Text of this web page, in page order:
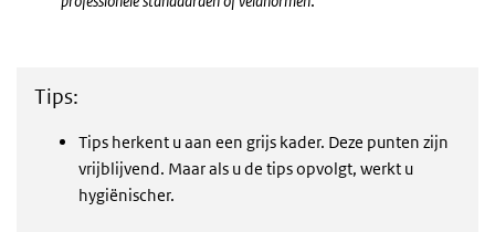
Tips:
Tips herkent u aan een grijs kader. Deze punten zijn
vrijblijvend. Maar als u de tips opvolgt, werkt u
hygiënischer.